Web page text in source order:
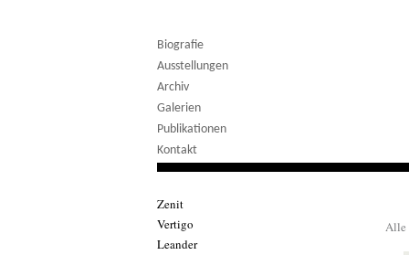
Biografie
Ausstellungen
Archiv
Galerien
Publikationen
Kontakt
Zenit
Vertigo
Leander
Alle